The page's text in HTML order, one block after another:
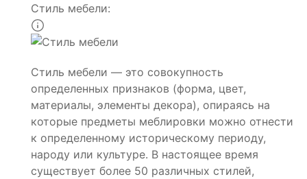
Стиль мебели:
Стиль мебели — это совокупность
определенных признаков (форма, цвет,
материалы, элементы декора), опираясь на
которые предметы меблировки можно отнести
к определенному историческому периоду,
народу или культуре. В настоящее время
существует более 50 различных стилей,